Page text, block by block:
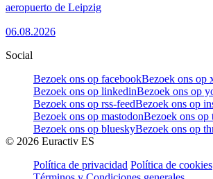
aeropuerto de Leipzig
06.08.2026
Social
Bezoek ons op facebookBezoek ons op
Bezoek ons op linkedinBezoek ons op
Bezoek ons op rss-feedBezoek ons op
Bezoek ons op mastodonBezoek ons op
Bezoek ons op blueskyBezoek ons op
© 2026 Euractiv ES
Política de privacidad Política de cookies